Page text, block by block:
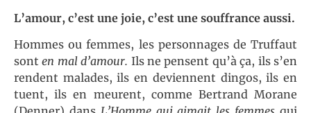
L’amour, c’est une joie, c’est une souffrance aussi.
Hommes ou femmes, les personnages de Truffaut
sonten mal d’amour. Ils ne pensent qu’à ça, ils s’en
rendent malades, ils en deviennent dingos, ils en
tuent, ils en meurent, comme Bertrand Morane